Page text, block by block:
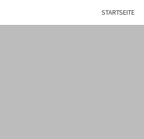
STARTSEITE